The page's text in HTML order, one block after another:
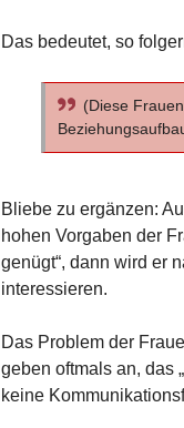
Das bedeutet, so
(Diese
Bliebe zu ergänzen:
hohen Vorgaben der
genügt“, dann wird er
interessieren.
Das Problem der
geben oftmals an, das
keine